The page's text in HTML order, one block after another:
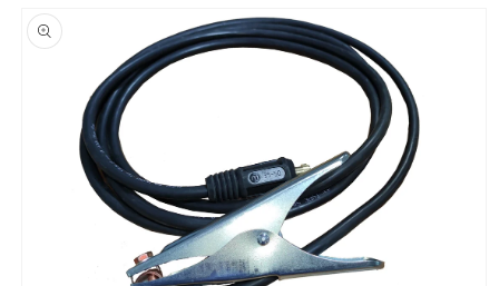
a la
información
del producto